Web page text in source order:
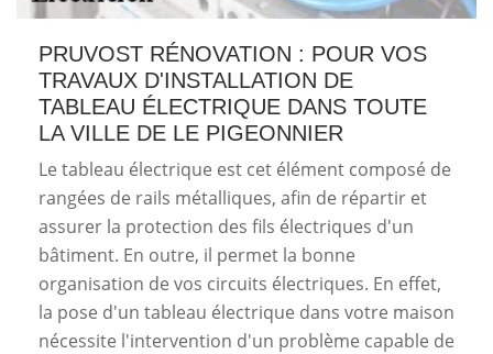
PRUVOST RÉNOVATION : POUR VOS
TRAVAUX D'INSTALLATION DE
TABLEAU ÉLECTRIQUE DANS TOUTE
LA VILLE DE LE PIGEONNIER
Le tableau électrique est cet élément composé de
rangées de rails métalliques, afin de répartir et
assurer la protection des fils électriques d'un
bâtiment. En outre, il permet la bonne
organisation de vos circuits électriques. En effet,
la pose d'un tableau électrique dans votre maison
nécessite l'intervention d'un problème capable de